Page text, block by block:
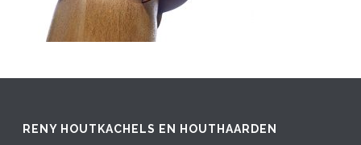
RENY HOUTKACHELS EN HOUTHAARDEN